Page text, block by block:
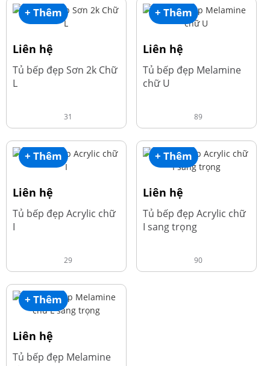
+ Thêm
Liên hệ
Tủ bếp đẹp Sơn 2k Chữ
L
31
+ Thêm
Liên hệ
Tủ bếp đẹp Melamine
chữ U
89
+ Thêm
Liên hệ
Tủ bếp đẹp Acrylic chữ
I
29
+ Thêm
Liên hệ
Tủ bếp đẹp Acrylic chữ
I sang trọng
90
+ Thêm
Liên hệ
Tủ bếp đẹp Melamine